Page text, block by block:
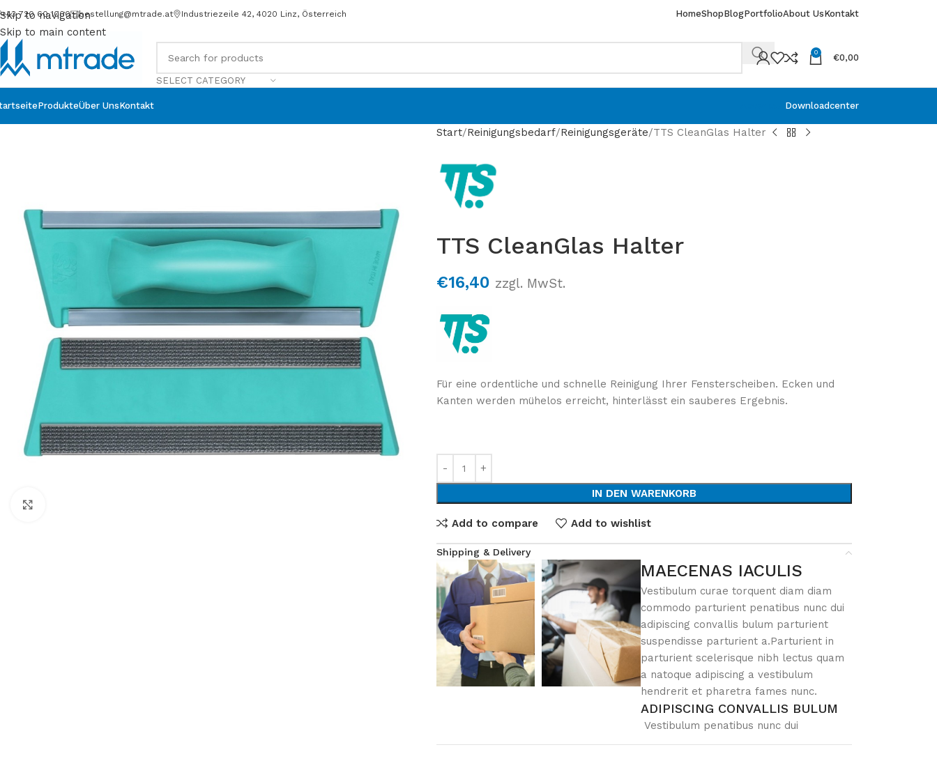
Skip to navigation
Skip to main content
+43 720 60 1000 bestellung@mtrade.at Industriezeile 42, 4020 Linz, Österreich HomeShop
Hidden sidebar
Products list view
Category description
Header overlap
Infinite scrolling
Load more button
BlogPortfolioAbout UsKontakt
SELECT CATEGORY
0
€0,00
ProdukteÜber UnsKontakt Downloadcenter
SHOP LAYOUTS
Filters area
AJAX Shop
No page heading
With background
Category description
Header overlap
Infinite scrolling
Load more button
Start Reinigungsbedarf Reinigungsgeräte TTS CleanGlas Halter
TTS CleanGlas Halter
€16,40 zzgl. MwSt.
Für eine ordentliche und schnelle Reinigung Ihrer Fensterscheiben. Ecken und
Kanten werden mühelos erreicht, hinterlässt ein sauberes Ergebnis.
IN DEN WARENKORB
Add to compare Add to wishlist
Shipping & Delivery
MAECENAS IACULIS
Vestibulum curae torquent diam diam
commodo parturient penatibus nunc dui
adipiscing convallis bulum parturient
suspendisse parturient a.Parturient in
parturient scelerisque nibh lectus quam
a natoque adipiscing a vestibulum
hendrerit et pharetra fames nunc.
ADIPISCING CONVALLIS BULUM
Vestibulum penatibus nunc dui
adipiscing convallis bulum parturient